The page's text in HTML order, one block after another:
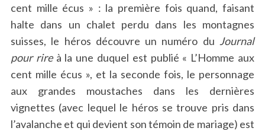
cent mille écus » : la première fois quand, faisant
halte dans un chalet perdu dans les montagnes
suisses, le héros découvre un numéro du Journal
pour rireà la une duquel est publié « L’Homme aux
cent mille écus », et la seconde fois, le personnage
aux grandes moustaches dans les dernières
vignettes (avec lequel le héros se trouve pris dans
l’avalanche et qui devient son témoin de mariage) est